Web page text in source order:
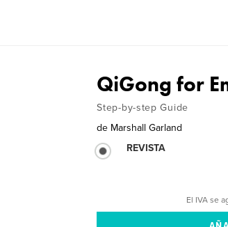
QiGong for
Step-by-step Guide
de Marshall Garland
REVISTA
El IVA se